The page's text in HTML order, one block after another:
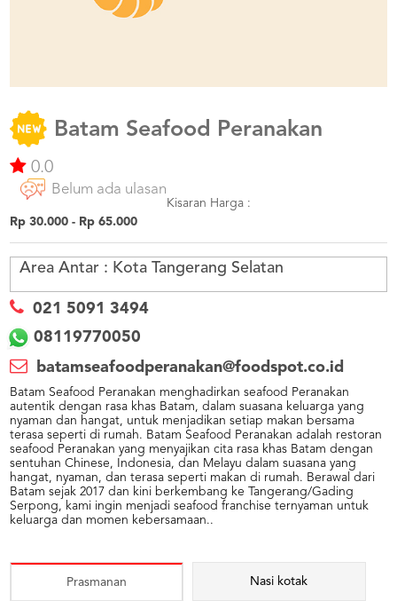
TERMS
CONDITIONS
CENTER
021
5091
3494
Batam Seafood Peranakan
0.0
Belum ada ulasan
Kisaran Harga :
Rp 30.000 - Rp 65.000
Area Antar : Kota Tangerang Selatan
021 5091 3494
08119770050
batamseafoodperanakan@foodspot.co.id
Batam Seafood Peranakan menghadirkan seafood Peranakan
autentik dengan rasa khas Batam, dalam suasana keluarga yang
nyaman dan hangat, untuk menjadikan setiap makan bersama
terasa seperti di rumah. Batam Seafood Peranakan adalah restoran
seafood Peranakan yang menyajikan cita rasa khas Batam dengan
sentuhan Chinese, Indonesia, dan Melayu dalam suasana yang
hangat, nyaman, dan terasa seperti makan di rumah. Berawal dari
Batam sejak 2017 dan kini berkembang ke Tangerang/Gading
Serpong, kami ingin menjadi seafood franchise ternyaman untuk
keluarga dan momen kebersamaan..
Prasmanan Nasi kotak